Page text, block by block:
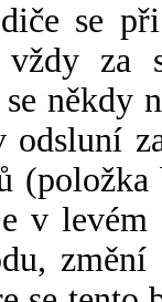
se
za
se někdy
v